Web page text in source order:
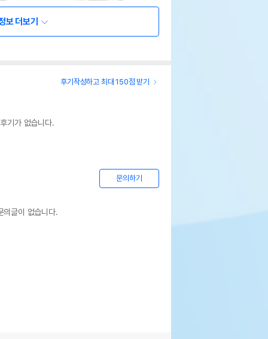
보 더보기
후기작성하고 최대 150점 받기
기가 없습니다.
문의하기
의글이 없습니다.